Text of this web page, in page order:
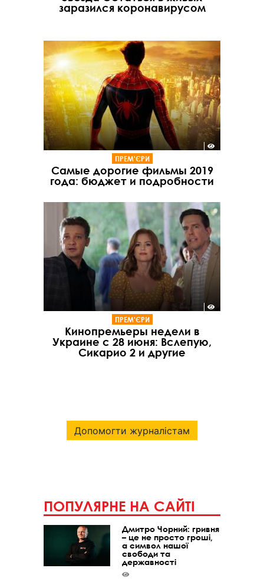
заразился коронавирусом
ПРЕМ'ЄРИ
Самые дорогие фильмы 2019
года: бюджет и подробности
ПРЕМ'ЄРИ
Кинопремьеры недели в
Украине с 28 июня: Вслепую,
Сикарио 2 и другие
Допомогти журналістам
ПОПУЛЯРНЕ НА САЙТІ
Дмитро Чорний: гривня
– це не просто гроші,
а символ нашої
свободи та
державності